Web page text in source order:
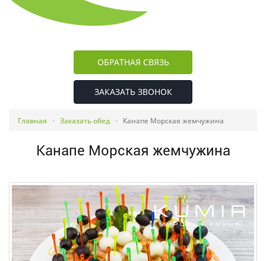
ОБРАТНАЯ СВЯЗЬ
ЗАКАЗАТЬ ЗВОНОК
Главная Заказать обед Канапе Морская жемчужина
Канапе Морская жемчужина